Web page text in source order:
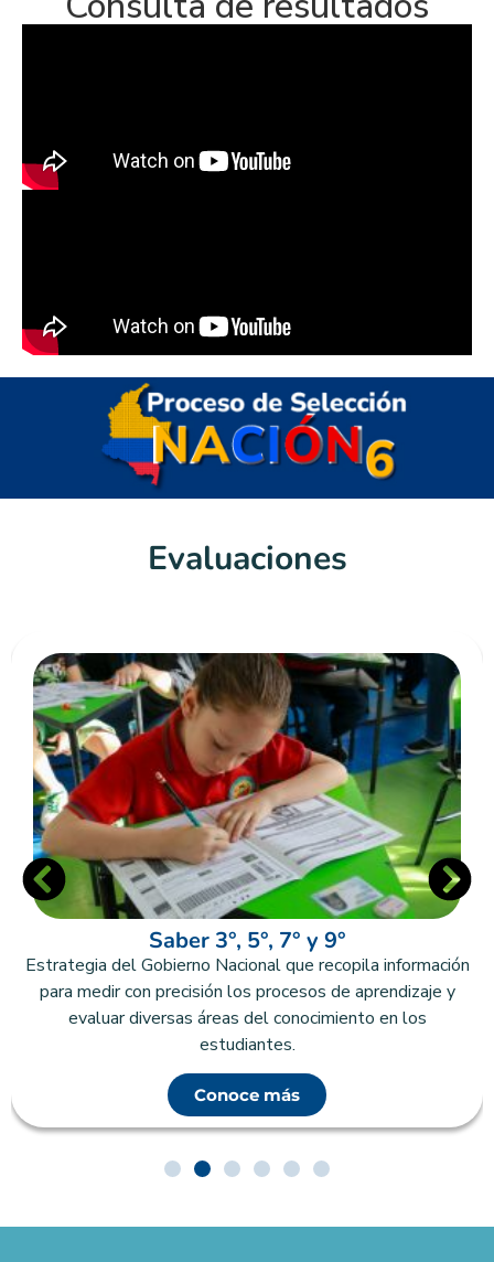
Evaluaciones
Saber 3°, 5°, 7° y 9°
Estrategia del Gobierno Nacional que recopila información
para medir con precisión los procesos de aprendizaje y
evaluar diversas áreas del conocimiento en los
estudiantes.
Conoce más